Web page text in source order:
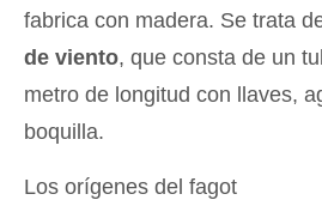
fabrica con madera. Se trata
de viento, que consta de un
metro de longitud con llaves,
boquilla.
Los orígenes del fagot